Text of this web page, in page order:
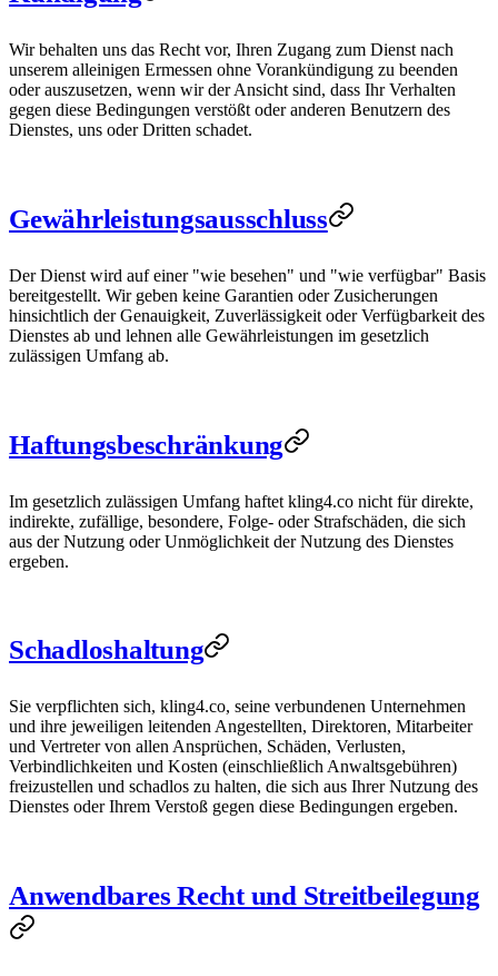
Wir behalten uns das Recht vor, Ihren Zugang zum Dienst nach
unserem alleinigen Ermessen ohne Vorankündigung zu beenden
oder auszusetzen, wenn wir der Ansicht sind, dass Ihr Verhalten
gegen diese Bedingungen verstößt oder anderen Benutzern des
Dienstes, uns oder Dritten schadet.
Gewährleistungsausschluss
Der Dienst wird auf einer "wie besehen" und "wie verfügbar" Basis
bereitgestellt. Wir geben keine Garantien oder Zusicherungen
hinsichtlich der Genauigkeit, Zuverlässigkeit oder Verfügbarkeit des
Dienstes ab und lehnen alle Gewährleistungen im gesetzlich
zulässigen Umfang ab.
Haftungsbeschränkung
Im gesetzlich zulässigen Umfang haftet kling4.co nicht für direkte,
indirekte, zufällige, besondere, Folge- oder Strafschäden, die sich
aus der Nutzung oder Unmöglichkeit der Nutzung des Dienstes
ergeben.
Schadloshaltung
Sie verpflichten sich, kling4.co, seine verbundenen Unternehmen
und ihre jeweiligen leitenden Angestellten, Direktoren, Mitarbeiter
und Vertreter von allen Ansprüchen, Schäden, Verlusten,
Verbindlichkeiten und Kosten (einschließlich Anwaltsgebühren)
freizustellen und schadlos zu halten, die sich aus Ihrer Nutzung des
Dienstes oder Ihrem Verstoß gegen diese Bedingungen ergeben.
Anwendbares Recht und Streitbeilegung